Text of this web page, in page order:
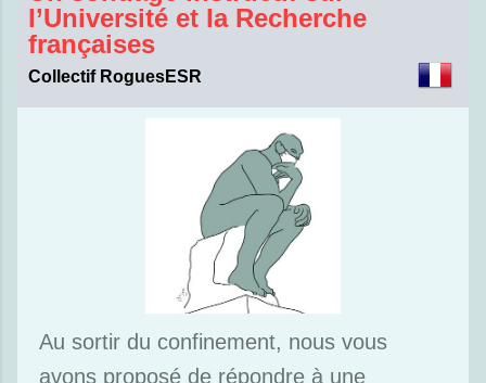
l’Université et la Recherche
françaises
Collectif RoguesESR
Au sortir du confinement, nous vous
avons proposé de répondre à une